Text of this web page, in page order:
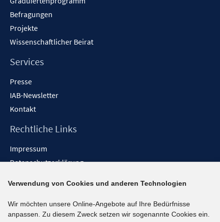
Befragungen
Projekte
Wissenschaftlicher Beirat
Services
Presse
IAB-Newsletter
Kontakt
Rechtliche Links
Impressum
Datenschutzerklärung
Barrieren melden
Social-Media-Kanäle
Verwendung von Cookies und anderen Technologien
Wir möchten unsere Online-Angebote auf Ihre Bedürfnisse
anpassen. Zu diesem Zweck setzen wir sogenannte Cookies ein.